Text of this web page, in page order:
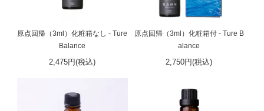
原点回帰（3ml）化粧箱なし - Ture
Balance
2,475円(税込)
原点回帰（3ml）化粧箱付 - Ture B
alance
2,750円(税込)